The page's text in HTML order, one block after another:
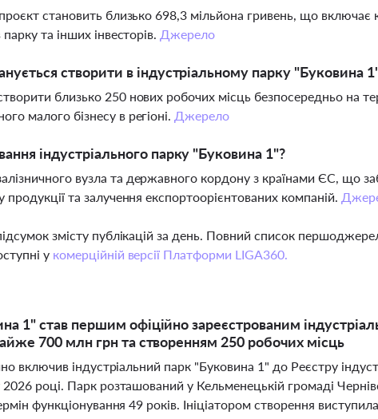
становить близько 698,3 мільйона гривень, що включає
та інших інвесторів. Джерело
створити в індустріальному парку "Буковина
близько 250 нових робочих місць безпосередньо на
малого бізнесу в регіоні. Джерело
індустріального парку "Буковина 1"?
вузла та державного кордону з країнами ЄС, що
продукції та залучення експортоорієнтованих компаній.
змісту публікацій за день. Повний список
у комерційній версії Платформи LIGA360.
1" став першим офіційно зареєстрованим
700 млн грн та створенням 250 робочих місць
включив індустріальний парк "Буковина 1" до Реєстру
році. Парк розташований у Кельменецькій громаді
функціонування 49 років. Ініціатором створення